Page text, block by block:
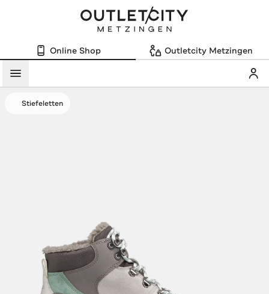
Online Shop Outletcity Metzingen
Menü
Stiefeletten